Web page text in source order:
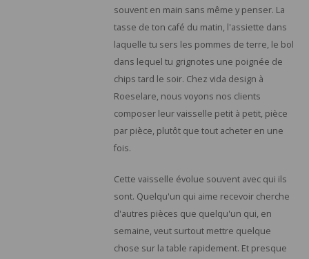
souvent en main sans même y penser. La
tasse de ton café du matin, l'assiette dans
laquelle tu sers les pommes de terre, le bol
dans lequel tu grignotes une poignée de
chips tard le soir. Chez vida design à
Roeselare, nous voyons nos clients
composer leur vaisselle petit à petit, pièce
par pièce, plutôt que tout acheter en une
fois.
Cette vaisselle évolue souvent avec qui ils
sont. Quelqu'un qui aime recevoir cherche
d'autres pièces que quelqu'un qui, en
semaine, veut surtout mettre quelque
chose sur la table rapidement. Et presque